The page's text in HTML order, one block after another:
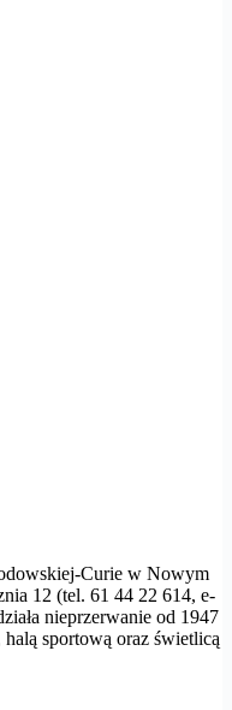
Curie w Nowym
12 (tel. 61 44 22 614, e-
nieprzerwanie od 1947
sportową oraz świetlicą